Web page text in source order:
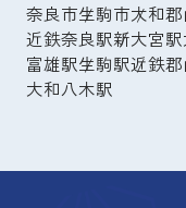
奈良市生駒市大和
近鉄奈良駅新大宮駅
富雄駅生駒駅近鉄郡
大和八木駅